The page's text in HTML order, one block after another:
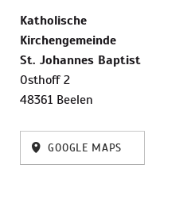
Katholische
Kirchengemeinde
St. Johannes Baptist
Osthoff 2
48361 Beelen
GOOGLE MAPS